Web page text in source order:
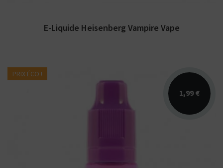
E-Liquide Heisenberg Vampire Vape
PRIX ÉCO !
1,99 €